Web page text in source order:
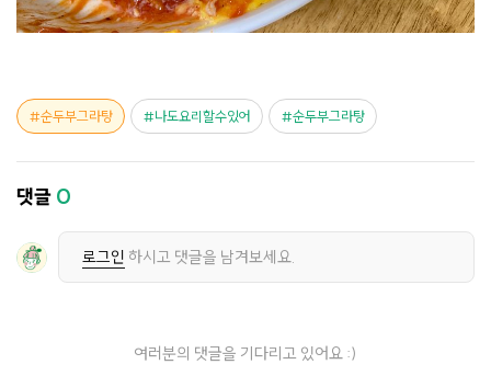
순두부그라탕 나도요리할수있어 순두부그라탕
댓글 0
로그인 하시고 댓글을 남겨보세요.
여러분의 댓글을 기다리고 있어요 :)